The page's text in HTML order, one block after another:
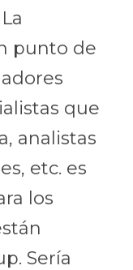
punto de
que
analistas
etc. es
los
Sería